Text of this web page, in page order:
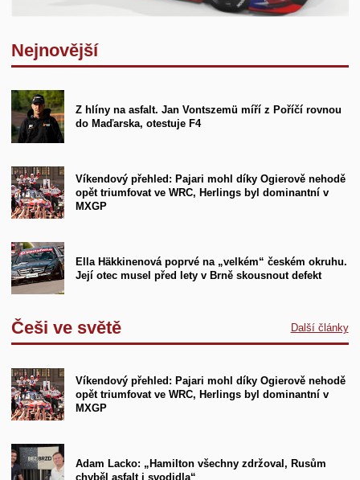
Nejnovější
Z hlíny na asfalt. Jan Vontszemü míří z Poříčí rovnou
do Maďarska, otestuje F4
Víkendový přehled: Pajari mohl díky Ogierově nehodě
opět triumfovat ve WRC, Herlings byl dominantní v
MXGP
Ella Häkkinenová poprvé na „velkém“ českém okruhu.
Její otec musel před lety v Brně skousnout defekt
Češi ve světě Další články
Víkendový přehled: Pajari mohl díky Ogierově nehodě
opět triumfovat ve WRC, Herlings byl dominantní v
MXGP
Adam Lacko: „Hamilton všechny zdržoval, Rusům
chyběl asfalt i svodidla“